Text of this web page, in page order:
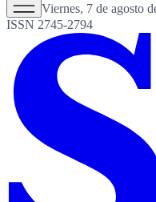
Viernes, 7 de agosto
ISSN 2745-2794